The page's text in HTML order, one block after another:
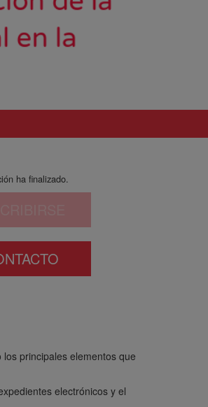
ha finalizado.
principales elementos que
electrónicos y el